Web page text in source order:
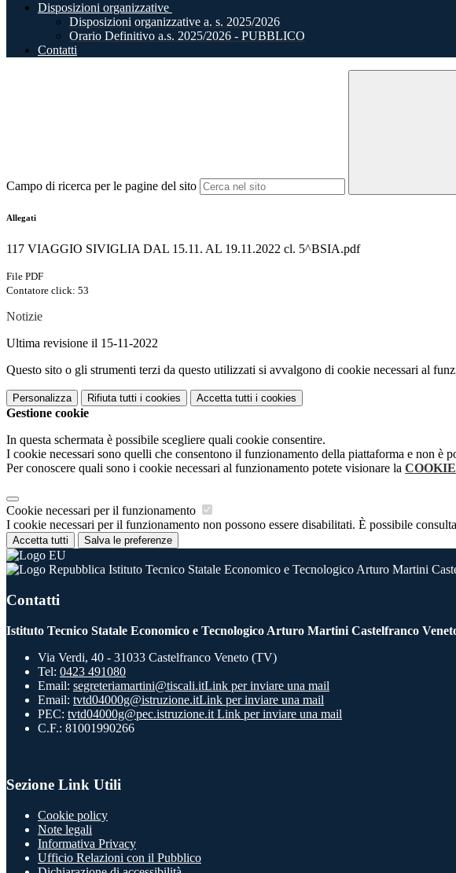
Disposizioni organizzative
Disposizioni organizzative a. s. 2025/2026
Orario Definitivo a.s. 2025/2026 - PUBBLICO
Contatti
Campo di ricerca per le pagine del sito
Allegati
117 VIAGGIO SIVIGLIA DAL 15.11. AL 19.11.2022 cl. 5^BSIA.pdf
File PDF
Contatore click: 53
Notizie
Ultima revisione il 15-11-2022
Questo sito o gli strumenti terzi da questo utilizzati si avvalgono di cookie necessari al
Personalizza Rifiuta tutti i cookies Accetta tutti i cookies
Gestione cookie
In questa schermata è possibile scegliere quali cookie consentire.
I cookie necessari sono quelli che consentono il funzionamento della piattaforma e non è
Per conoscere quali sono i cookie necessari al funzionamento potete visionare la
Cookie necessari per il funzionamento
I cookie necessari per il funzionamento non possono essere disabilitati. È possibile
Accetta tutti Salva le preferenze
Istituto Tecnico Statale Economico e Tecnologico Arturo Martini
Contatti
Istituto Tecnico Statale Economico e Tecnologico Arturo Martini Castelfranco
Via Verdi, 40 - 31033 Castelfranco Veneto (TV)
Tel: 0423 491080
Email: segreteriamartini@tiscali.itLink per inviare una mail
Email: tvtd04000g@istruzione.itLink per inviare una mail
PEC: tvtd04000g@pec.istruzione.it Link per inviare una mail
C.F.: 81001990266
Sezione Link Utili
Cookie policy
Note legali
Informativa Privacy
Ufficio Relazioni con il Pubblico